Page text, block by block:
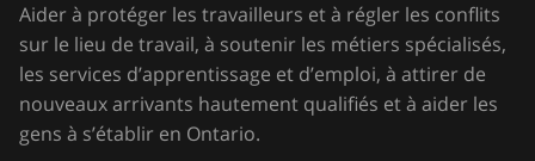
Aider à protéger les travailleurs et à régler les conflits
sur le lieu de travail, à soutenir les métiers spécialisés,
les services d’apprentissage et d’emploi, à attirer de
nouveaux arrivants hautement qualifiés et à aider les
gens à s’établir en Ontario.